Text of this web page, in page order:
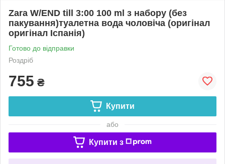
Zara W/END till 3:00 100 ml з набору (без
пакування)туалетна вода чоловіча (оригінал
оригінал Іспанія)
Готово до відправки
Роздріб
755 ₴
Купити
або
Купити з